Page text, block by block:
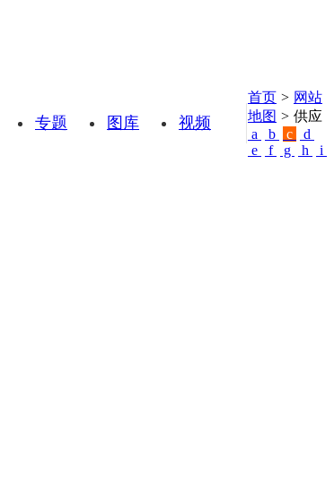
专题 图库 视频
首页 > 网站
地图 > 供应
a
b c
d
e
f g h
i